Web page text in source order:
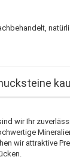
wir Ihr
wir attraktive